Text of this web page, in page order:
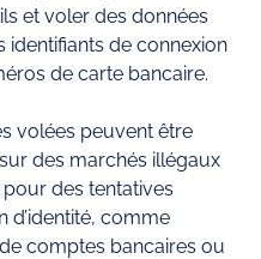
et voler des données
identifiants de connexion
de carte bancaire.
volées peuvent être
des marchés illégaux
des tentatives
d’identité, comme
comptes bancaires ou